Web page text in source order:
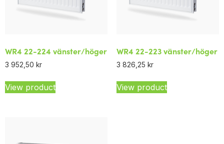
WR4 22-224 vänster/höger
3 952,50 kr
View product
WR4 22-223 vänster/höger
3 826,25 kr
View product